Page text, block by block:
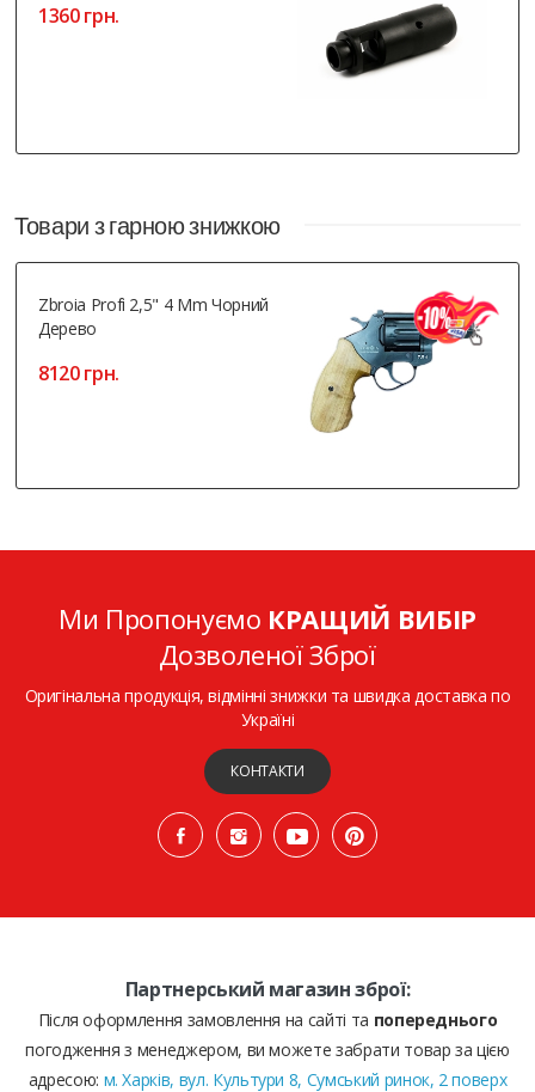
1360 грн.
Товари з гарною знижкою
Zbroia Profi 2,5" 4 Mm Чорний
Дерево
8120 грн.
Ми Пропонуємо КРАЩИЙ ВИБІР
Дозволеної Зброї
Оригінальна продукція, відмінні знижки та швидка доставка по
Україні
КОНТАКТИ
Партнерський магазин зброї:
Після оформлення замовлення на сайті та попереднього
погодження з менеджером, ви можете забрати товар за цією
адресою: м. Харків, вул. Культури 8, Сумський ринок, 2 поверх